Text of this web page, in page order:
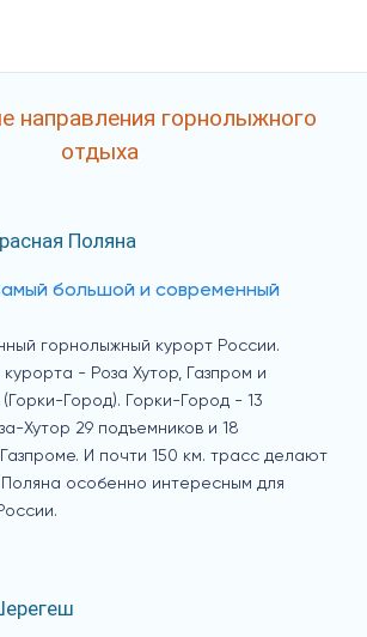
направления горнолыжного
отдыха
Поляна
большой и современный
горнолыжный курорт России.
- Роза Хутор, Газпром и
Город). Горки-Город - 13
Хутор 29 подъемников и 18
И почти 150 км. трасс делают
особенно интересным для